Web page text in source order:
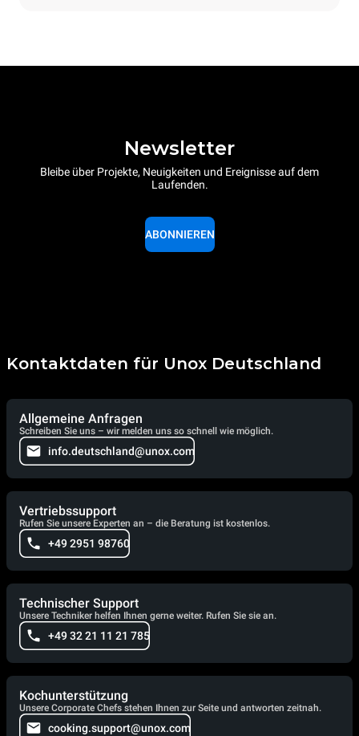
Newsletter
Bleibe über Projekte, Neuigkeiten und Ereignisse auf dem
Laufenden.
ABONNIEREN
Kontaktdaten für Unox Deutschland
Allgemeine Anfragen
Schreiben Sie uns – wir melden uns so schnell wie möglich.
info.deutschland@unox.com
Vertriebssupport
Rufen Sie unsere Experten an – die Beratung ist kostenlos.
+49 2951 98760
Technischer Support
Unsere Techniker helfen Ihnen gerne weiter. Rufen Sie sie an.
+49 32 21 11 21 785
Kochunterstützung
Unsere Corporate Chefs stehen Ihnen zur Seite und antworten zeitnah.
cooking.support@unox.com